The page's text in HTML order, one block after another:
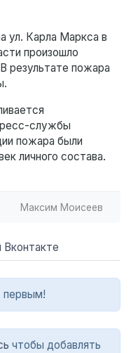
ул. Карла Маркса в
произошло
результате пожара
службы
пожара были
личного состава.
Максим Моисеев
Вконтакте
первым!
чтобы добавлять